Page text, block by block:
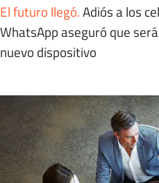
El futuro llegó.Adiós a los
WhatsApp aseguró que
nuevo dispositivo